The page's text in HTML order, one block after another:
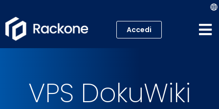
Cloud
Accedi
VPS DokuWiki